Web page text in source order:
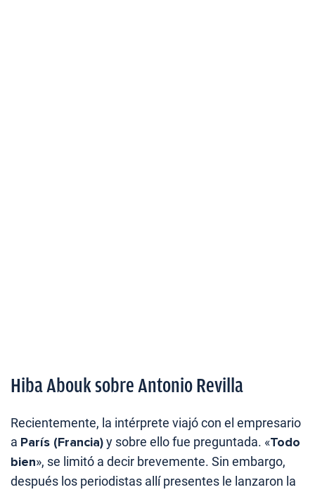
Hiba Abouk sobre Antonio Revilla
Recientemente, la intérprete viajó con el empresario
a París (Francia)y sobre ello fue preguntada. «Todo
bien», se limitó a decir brevemente. Sin embargo,
después los periodistas allí presentes le lanzaron la